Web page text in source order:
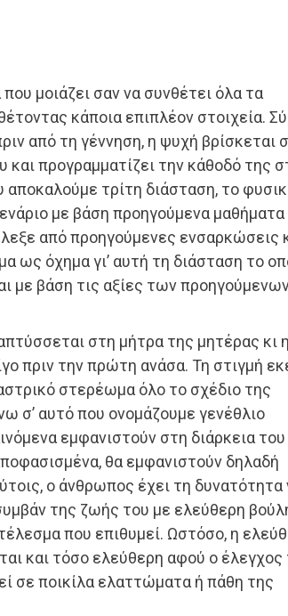
μοιάζει σαν να συνθέτει όλα τα
κάποια επιπλέον στοιχεία.
από τη γέννηση, η ψυχή βρίσκεται
και προγραμματίζει την κάθοδό της
τρίτη διάσταση, το
με βάση προηγούμενα μαθήματα
από προηγούμενες ενσαρκώσεις
ως όχημα γι’ αυτή τη διάσταση το
με βάση τις αξίες των
στη μήτρα της μητέρας κι
πριν την πρώτη ανάσα. Τη στιγμή
στερέωμα όλο το σχέδιο της
σ’ αυτό που ονομάζουμε γενέθλιο
εμφανιστούν στη διάρκεια του
θα εμφανιστούν δηλαδή
ο άνθρωπος έχει τη δυνατότητα
της ζωής του με ελεύθερη
που επιθυμεί. Ωστόσο, η
και τόσο ελεύθερη αφού ο έλεγχος
σε ποικίλα ελαττώματα ή πάθη της